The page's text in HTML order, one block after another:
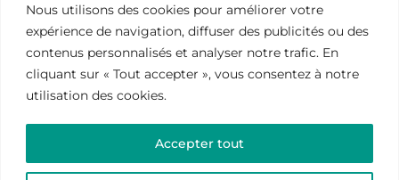
Nous utilisons des cookies pour améliorer votre
expérience de navigation, diffuser des publicités ou des
contenus personnalisés et analyser notre trafic. En
cliquant sur « Tout accepter », vous consentez à notre
utilisation des cookies.
Accepter tout
Reiki Zen : services et boutique Reiki
Accueil